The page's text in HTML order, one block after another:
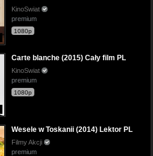
KinoSwiat
premium
1080p
Carte blanche (2015) Cały film PL
KinoSwiat
premium
1080p
Wesele w Toskanii (2014) Lektor PL
Filmy Akcji
premium